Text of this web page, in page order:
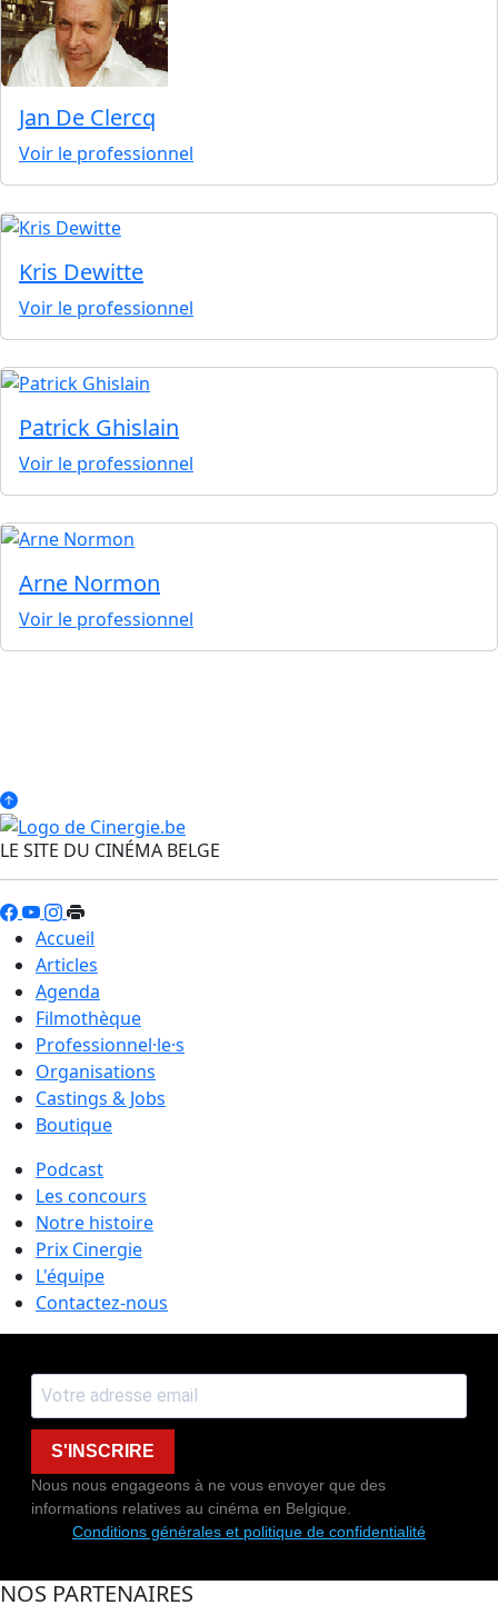
Jan De Clercq
Voir le professionnel
Kris Dewitte
Voir le professionnel
Patrick Ghislain
Voir le professionnel
Arne Normon
Voir le professionnel
LE SITE DU CINÉMA BELGE
Accueil
Articles
Agenda
Filmothèque
Professionnel·le·s
Organisations
Castings & Jobs
Boutique
Podcast
Les concours
Notre histoire
Prix Cinergie
L'équipe
Contactez-nous
S'INSCRIRE
Nous nous engageons à ne vous envoyer que des
informations relatives au cinéma en Belgique.
Conditions générales et politique de confidentialité
NOS PARTENAIRES